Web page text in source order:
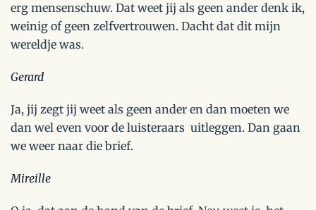
erg mensenschuw. Dat weet jij als geen ander denk ik,
weinig of geen zelfvertrouwen. Dacht dat dit mijn
wereldje was.
Gerard
Ja, jij zegt jij weet als geen ander en dan moeten we
dan wel even voor de luisteraars uitleggen. Dan gaan
we weer naar die brief.
Mireille